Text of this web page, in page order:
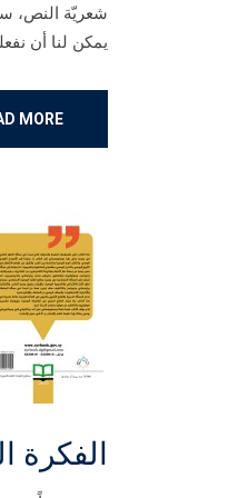
شعريّة النص،
يمكن لنا أن
MORE
الفكرة